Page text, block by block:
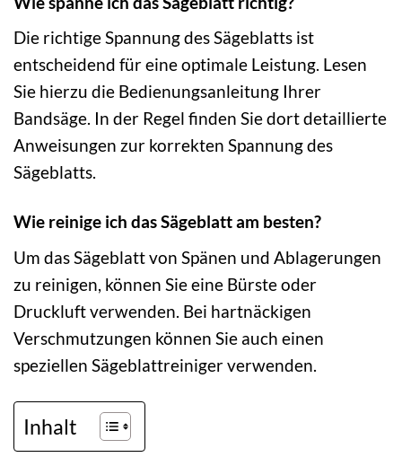
Die richtige Spannung des Sägeblatts ist
entscheidend für eine optimale Leistung. Lesen
Sie hierzu die Bedienungsanleitung Ihrer
Bandsäge. In der Regel finden Sie dort detaillierte
Anweisungen zur korrekten Spannung des
Sägeblatts.
Wie reinige ich das Sägeblatt am besten?
Um das Sägeblatt von Spänen und Ablagerungen
zu reinigen, können Sie eine Bürste oder
Druckluft verwenden. Bei hartnäckigen
Verschmutzungen können Sie auch einen
speziellen Sägeblattreiniger verwenden.
Inhalt